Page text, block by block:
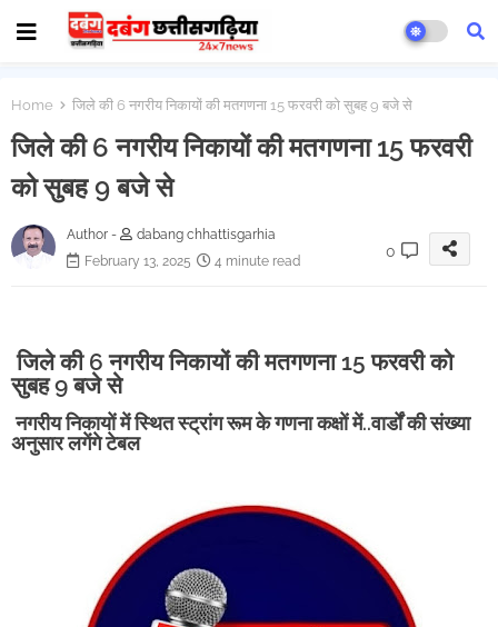
Home जिले की 6 नगरीय निकायों की मतगणना 15 फरवरी को सुबह 9 बजे से
जिले की 6 नगरीय निकायों की मतगणना 15 फरवरी
को सुबह 9 बजे से
Author -
dabang chhattisgarhia
February 13, 2025
4 minute read
0
जिले की 6 नगरीय निकायों की मतगणना 15 फरवरी को
सुबह 9 बजे से
नगरीय निकायों में स्थित स्ट्रांग रूम के गणना कक्षों में..वार्डों की संख्या
अनुसार लगेंगे टेबल